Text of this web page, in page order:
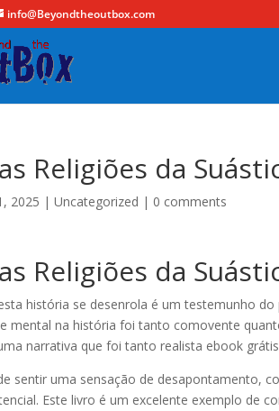
info@Beyondtheoutbox.com
Religiões da
2025 |Uncategorized | 0 comments
Religiões da
história se desenrola é um testemunho
mental na história foi tanto comovente
narrativa que foi tanto realista ebook
sentir uma sensação de desapontamento,
Este livro é um excelente exemplo de